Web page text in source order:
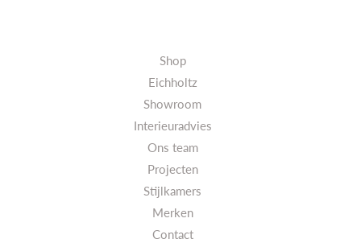
Shop
Eichholtz
Showroom
Interieuradvies
Ons team
Projecten
Stijlkamers
Merken
Contact